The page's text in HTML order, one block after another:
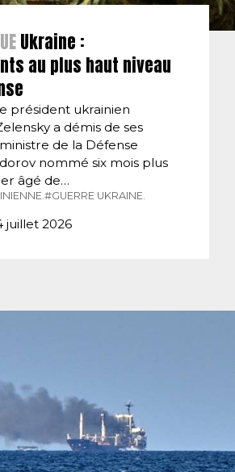
Ukraine :
au plus haut niveau
président ukrainien
a démis de ses
de la Défense
nommé six mois plus
âgé de…
#GUERRE UKRAINE.
juillet 2026